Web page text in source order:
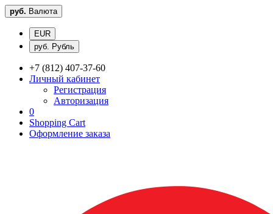
руб. Валюта
EUR
руб. Рубль
+7 (812) 407-37-60
Личный кабинет
Регистрация
Авторизация
0
Shopping Cart
Оформление заказа